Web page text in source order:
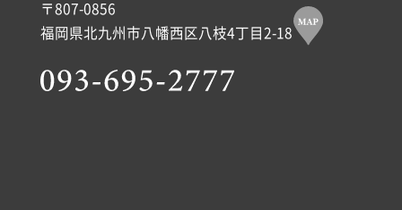
〒807-0856
福岡県北九州市八幡西区八枝4丁目2-18